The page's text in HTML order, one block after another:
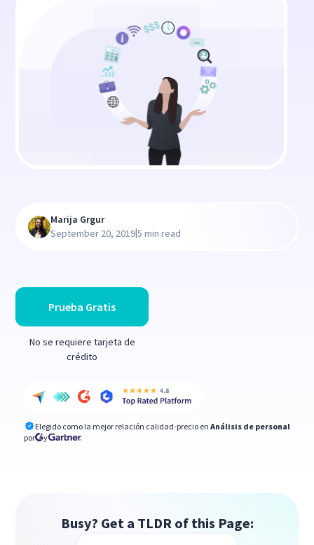
Prueba Gratis
No se requiere tarjeta de
crédito
Elegido como la mejor relación calidad-precio en Análisis de personal
por
y
Marija Grgur
September 20, 2019|5 min read
Busy? Get a TLDR of this Page: